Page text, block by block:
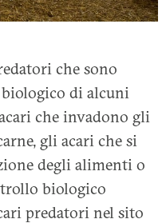
che sono
di alcuni
che invadono gli
gli acari che si
degli alimenti o
biologico
predatori nel sito